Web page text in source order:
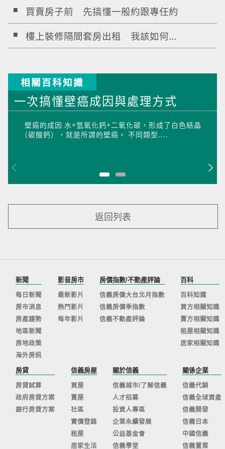
買賣房子前 先搞懂一般約跟專任約
樓上裝修隔間套房出租 我該如何...
相關百科知識
一次搞懂壁癌成因與處理方式
壁癌的成因 水+氫氧化鈣+二氧化碳，形成了白色結晶
（碳酸鈣），就是所謂的壁癌。 不同類型....
返回列表
新聞
每日新聞
房市消息
房產趨勢
地區新聞
房地政策
海外房訊
影音房市
最新影片
熱門影片
每年影片
房價指數/不動產評論
信義房價大台北月指數
信義房價季指數
信義不動產評論
百科
百科知識
買方相關知識
賣方相關知識
租屋相關知識
居家相關知識
房貸
房貸試算
政府房貸方案
銀行房貸方案
信義房屋
買屋
賣屋
社區
實價登錄
租屋
居家生活
關於信義
信義城市/了解信義
人才招募
投資人專區
企業永續發展
公益基金會
信義學堂
關係企業
信義代銷
信義全球資產
信義開發
信義日本
中國信義
信義置業